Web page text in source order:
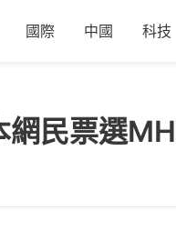
國際 中國 科技
民票選